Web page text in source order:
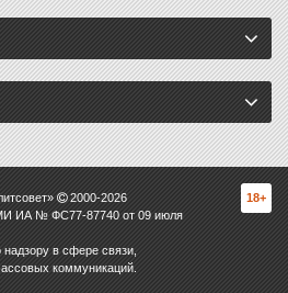
2000-2026
ИА № ФС77-87740 от 09 июля
в сфере связи,
коммуникаций.
18+